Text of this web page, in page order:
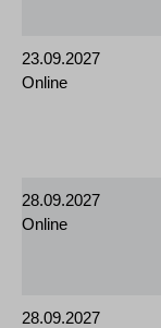
23.09.2027
Online
28.09.2027
Online
28.09.2027